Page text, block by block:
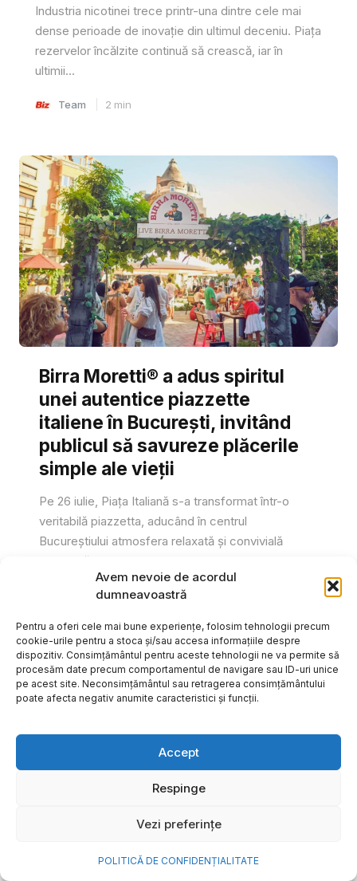
Avem nevoie de acordul
dumneavoastră
Pentru a oferi cele mai bune experiențe, folosim tehnologii precum
cookie-urile pentru a stoca și/sau accesa informațiile despre
dispozitiv. Consimțământul pentru aceste tehnologii ne va permite să
procesăm date precum comportamentul de navigare sau ID-uri unice
pe acest site. Neconsimțământul sau retragerea consimțământului
poate afecta negativ anumite caracteristici și funcții.
Accept
Respinge
Vezi preferințe
POLITICĂ DE CONFIDENȚIALITATE
Industria nicotinei trece printr-una dintre cele mai
dense perioade de inovație din ultimul deceniu. Piața
rezervelor încălzite continuă să crească, iar în
ultimii...
Team 2 min
Birra Moretti® a adus spiritul
unei autentice piazzette
italiene în București, invitând
publicul să savureze plăcerile
simple ale vieții
Pe 26 iulie, Piața Italiană s-a transformat într-o
veritabilă piazzetta, aducând în centrul
Bucureștiului atmosfera relaxată și convivială
specifică Italiei. Printr-o serie de...
Gabriel Barliga
Cum transformi cele mai